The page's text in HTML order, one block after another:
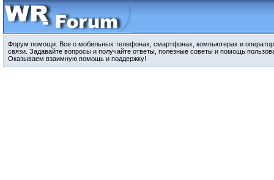
Форум помощи. Все о мобильных телефонах, смартфонах, компьютерах и
связи. Задавайте вопросы и получайте ответы, полезные советы и помощь
Оказываем взаимную помощь и поддержку!